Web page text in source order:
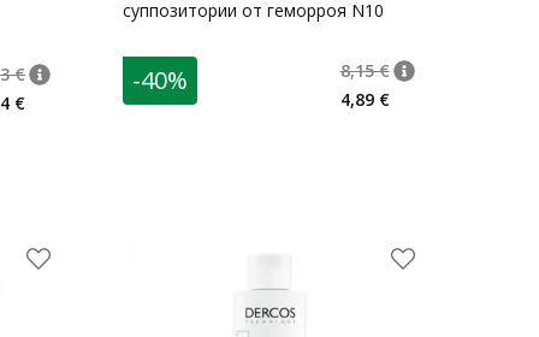
€
nõuanne
Tavaline hind:18,23 €
€
суппозитории от геморроя N10
-40% 8,15 €
nõuanne
Tavaline hind
4,89 €